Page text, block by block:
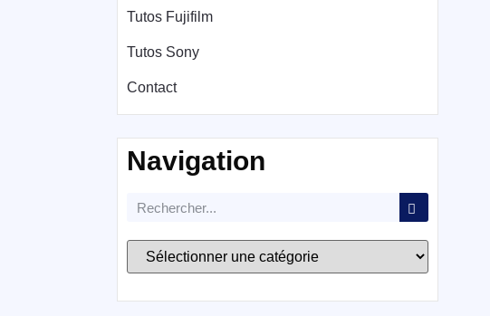
Tutos Fujifilm
Tutos Sony
Contact
Navigation